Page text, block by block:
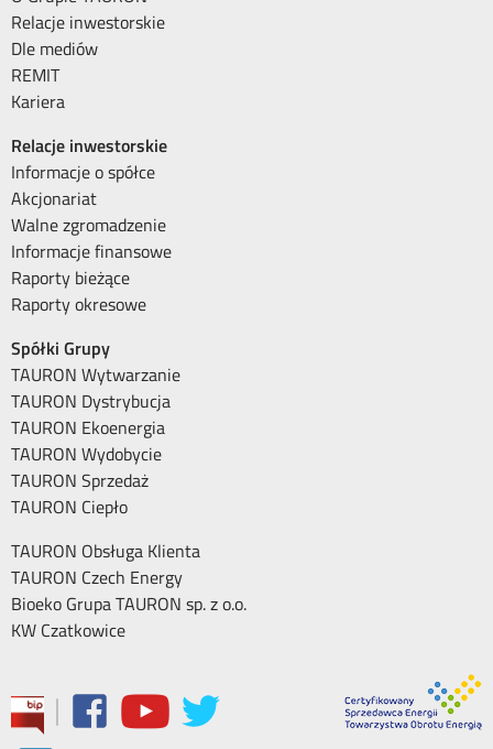
Relacje inwestorskie
Dle mediów
REMIT
Kariera
Relacje inwestorskie
Informacje o spółce
Akcjonariat
Walne zgromadzenie
Informacje finansowe
Raporty bieżące
Raporty okresowe
Spółki Grupy
TAURON Wytwarzanie
TAURON Dystrybucja
TAURON Ekoenergia
TAURON Wydobycie
TAURON Sprzedaż
TAURON Ciepło
TAURON Obsługa Klienta
TAURON Czech Energy
Bioeko Grupa TAURON sp. z o.o.
KW Czatkowice
|